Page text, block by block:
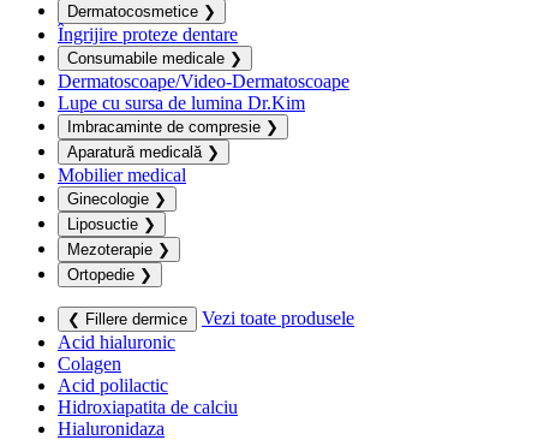
Dermatocosmetice ❯
Îngrijire proteze dentare
Consumabile medicale ❯
Dermatoscoape/Video-Dermatoscoape
Lupe cu sursa de lumina Dr.Kim
Imbracaminte de compresie ❯
Aparatură medicală ❯
Mobilier medical
Ginecologie ❯
Liposuctie ❯
Mezoterapie ❯
Ortopedie ❯
❮ Fillere dermice
Vezi toate produsele
Acid hialuronic
Colagen
Acid polilactic
Hidroxiapatita de calciu
Hialuronidaza